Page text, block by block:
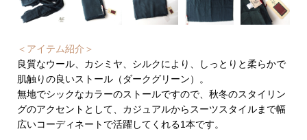
＜アイテム紹介＞
良質なウール、カシミヤ、シルクにより、しっとりと柔らかで
肌触りの良いストール（ダークグリーン）。
無地でシックなカラーのストールですので、秋冬のスタイリン
グのアクセントとして、カジュアルからスーツスタイルまで幅
広いコーディネートで活躍してくれる1本です。